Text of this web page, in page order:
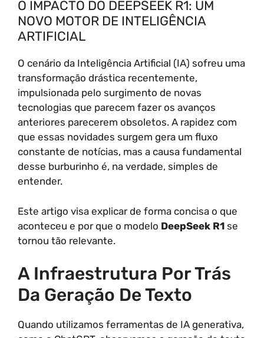
O IMPACTO DO DEEPSEEK R1: UM
NOVO MOTOR DE INTELIGÊNCIA
ARTIFICIAL
O cenário da Inteligência Artificial (IA) sofreu uma
transformação drástica recentemente,
impulsionada pelo surgimento de novas
tecnologias que parecem fazer os avanços
anteriores parecerem obsoletos. A rapidez com
que essas novidades surgem gera um fluxo
constante de notícias, mas a causa fundamental
desse burburinho é, na verdade, simples de
entender.
Este artigo visa explicar de forma concisa o que
aconteceu e por que o modelo DeepSeek R1 se
tornou tão relevante.
A Infraestrutura Por Trás
Da Geração De Texto
Quando utilizamos ferramentas de IA generativa,